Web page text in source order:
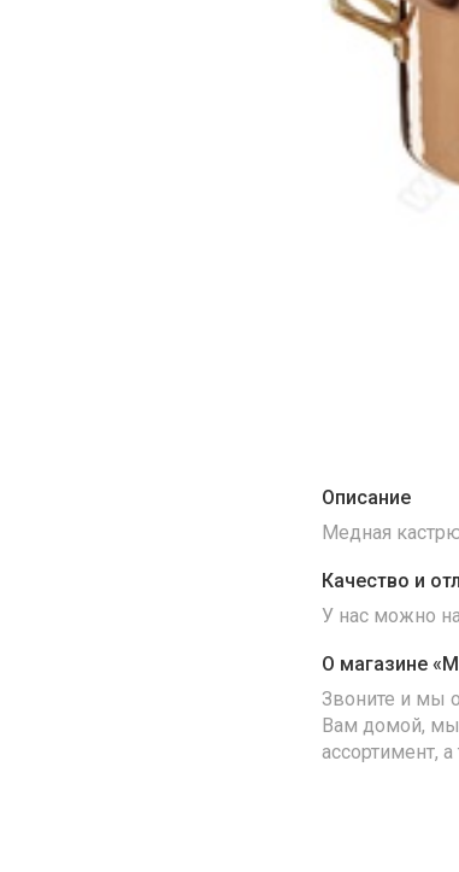
Описание
Медная
Качество и
У нас можно
О магазине
Звоните и мы
Вам домой, мы
ассортимент,